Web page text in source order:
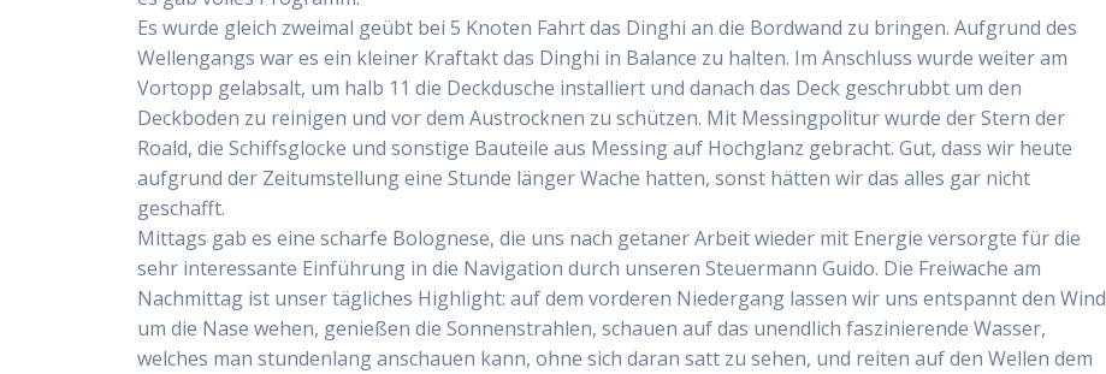
Es wurde gleich zweimal geübt bei 5 Knoten Fahrt das Dinghi an die Bordwand zu bringen. Aufgrund des
Wellengangs war es ein kleiner Kraftakt das Dinghi in Balance zu halten. Im Anschluss wurde weiter am
Vortopp gelabsalt, um halb 11 die Deckdusche installiert und danach das Deck geschrubbt um den
Deckboden zu reinigen und vor dem Austrocknen zu schützen. Mit Messingpolitur wurde der Stern der
Roald, die Schiffsglocke und sonstige Bauteile aus Messing auf Hochglanz gebracht. Gut, dass wir heute
aufgrund der Zeitumstellung eine Stunde länger Wache hatten, sonst hätten wir das alles gar nicht
geschafft.
Mittags gab es eine scharfe Bolognese, die uns nach getaner Arbeit wieder mit Energie versorgte für die
sehr interessante Einführung in die Navigation durch unseren Steuermann Guido. Die Freiwache am
Nachmittag ist unser tägliches Highlight: auf dem vorderen Niedergang lassen wir uns entspannt den Wind
um die Nase wehen, genießen die Sonnenstrahlen, schauen auf das unendlich faszinierende Wasser,
welches man stundenlang anschauen kann, ohne sich daran satt zu sehen, und reiten auf den Wellen dem